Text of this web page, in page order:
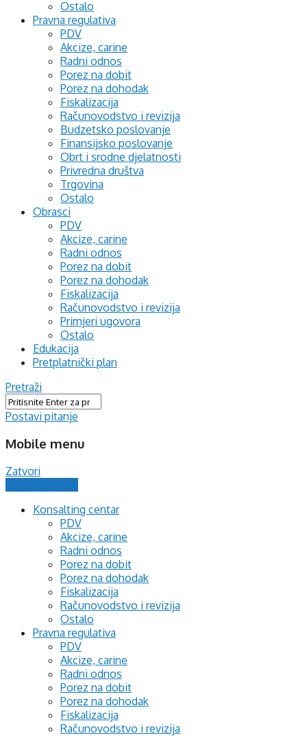
Ostalo
Pravna regulativa
PDV
Akcize, carine
Radni odnos
Porez na dobit
Porez na dohodak
Fiskalizacija
Računovodstvo i revizija
Budzetsko poslovanje
Finansijsko poslovanje
Obrt i srodne djelatnosti
Privredna društva
Trgovina
Ostalo
Obrasci
PDV
Akcize, carine
Radni odnos
Porez na dobit
Porez na dohodak
Fiskalizacija
Računovodstvo i revizija
Primjeri ugovora
Ostalo
Edukacija
Pretplatnički plan
Pretraži
Postavi pitanje
Mobile menu
Zatvori
Konsalting centar
PDV
Akcize, carine
Radni odnos
Porez na dobit
Porez na dohodak
Fiskalizacija
Računovodstvo i revizija
Ostalo
Pravna regulativa
PDV
Akcize, carine
Radni odnos
Porez na dobit
Porez na dohodak
Fiskalizacija
Računovodstvo i revizija